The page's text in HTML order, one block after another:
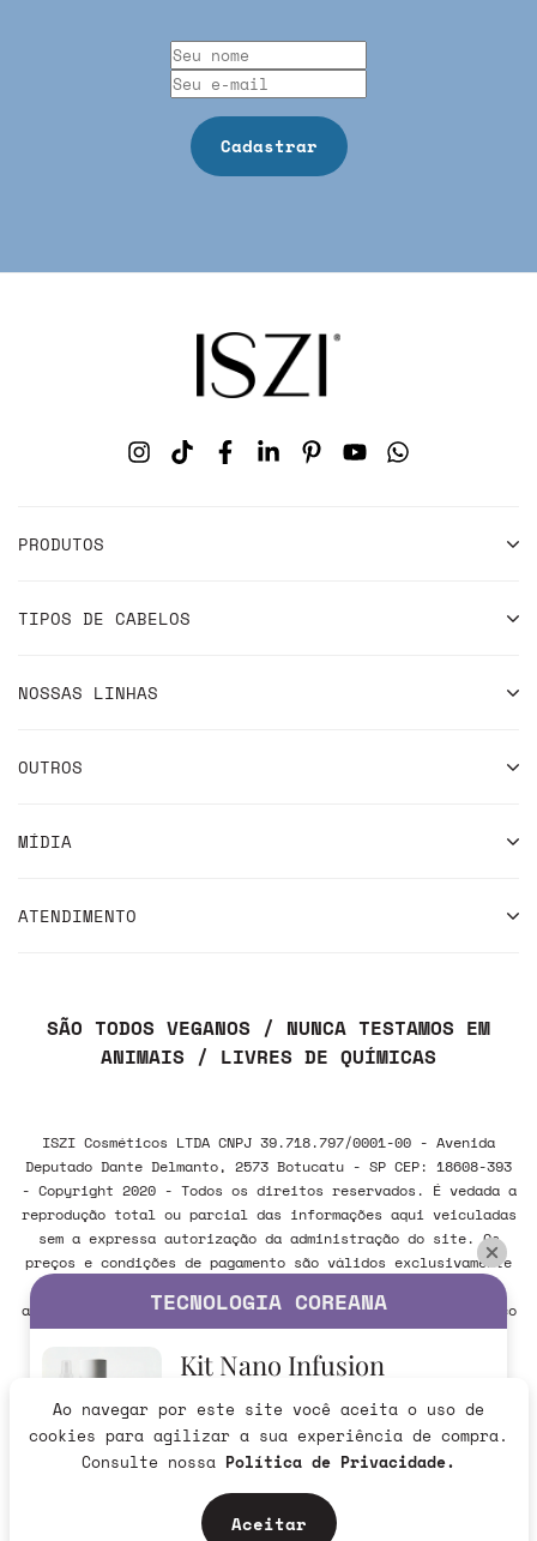
TECNOLOGIA COREANA
Kit Nano Infusion
R$279,90
265,91 no Pix
Eu quero
Ao navegar por este site você aceita o uso de
cookies para agilizar a sua experiência de compra.
Consulte nossa Política de Privacidade.
Aceitar
PRODUTOS
TIPOS DE CABELOS
NOSSAS LINHAS
OUTROS
MÍDIA
ATENDIMENTO
SÃO TODOS VEGANOS / NUNCA TESTAMOS EM
ANIMAIS / LIVRES DE QUÍMICAS
ISZI Cosméticos LTDA CNPJ 39.718.797/0001-00 - Avenida
Deputado Dante Delmanto, 2573 Botucatu - SP CEP: 18608-393
- Copyright 2020 - Todos os direitos reservados. É vedada a
reprodução total ou parcial das informações aqui veiculadas
sem a expressa autorização da administração do site. Os
preços e condições de pagamento são válidos exclusivamente
alteração sem aviso prévio. Em caso de divergência, o preço
válido é sempre o do carrinho de compras.
Verificada por